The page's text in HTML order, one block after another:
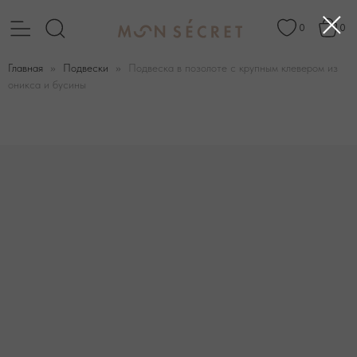
Главная Подвески
Подвеска в позолоте с крупным клевером из
оникса и бусины